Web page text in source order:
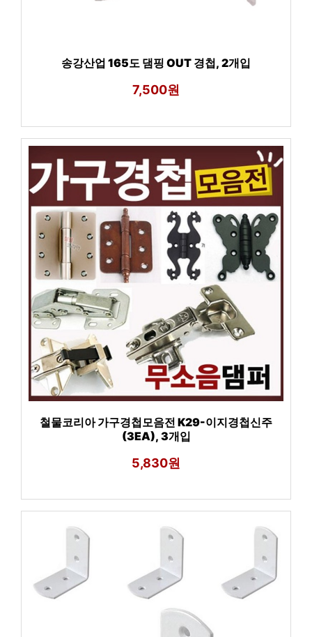
송강산업 165도 댐핑 OUT 경첩, 2개입
7,500원
철물코리아 가구경첩모음전 K29-이지경첩신주
(3EA), 3개입
5,830원